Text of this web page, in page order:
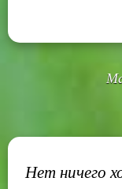
Нет ничего